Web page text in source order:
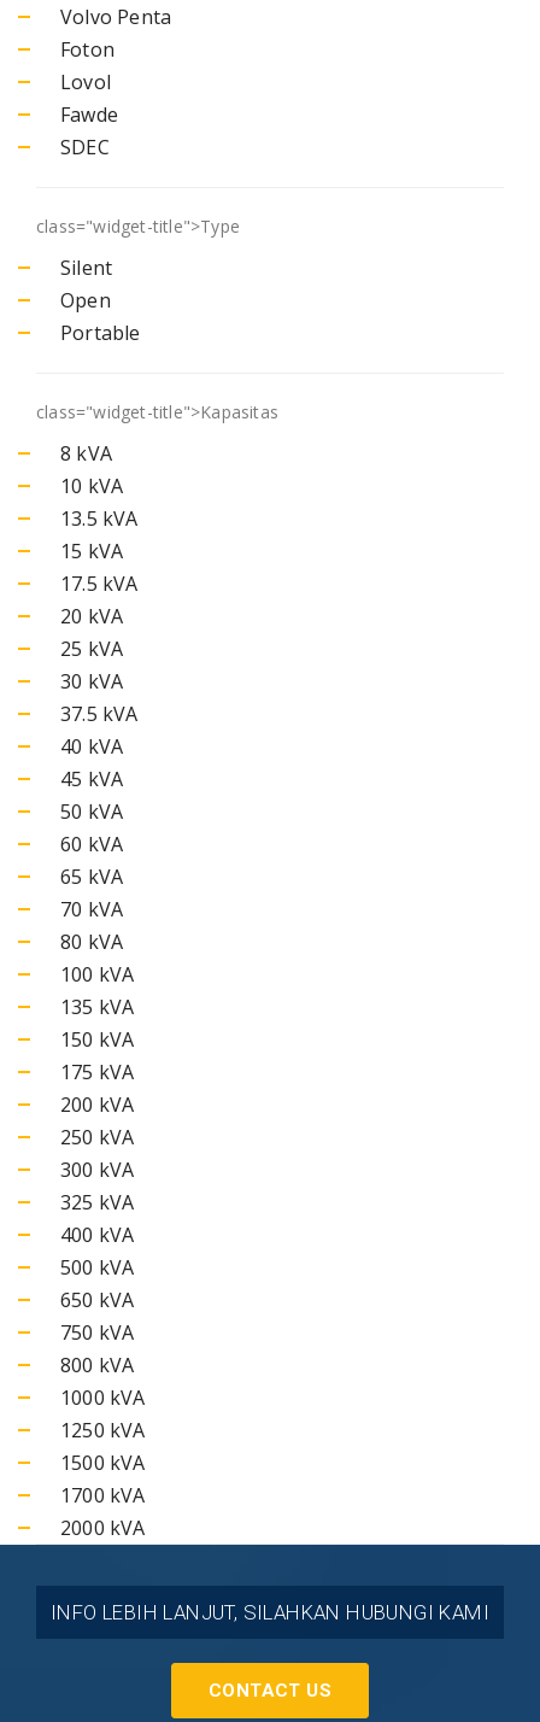
Volvo Penta
Foton
Lovol
Fawde
SDEC
class="widget-title">Type
Silent
Open
Portable
class="widget-title">Kapasitas
8 kVA
10 kVA
13.5 kVA
15 kVA
17.5 kVA
20 kVA
25 kVA
30 kVA
37.5 kVA
40 kVA
45 kVA
50 kVA
60 kVA
65 kVA
70 kVA
80 kVA
100 kVA
135 kVA
150 kVA
175 kVA
200 kVA
250 kVA
300 kVA
325 kVA
400 kVA
500 kVA
650 kVA
750 kVA
800 kVA
1000 kVA
1250 kVA
1500 kVA
1700 kVA
2000 kVA
INFO LEBIH LANJUT, SILAHKAN HUBUNGI KAMI
CONTACT US